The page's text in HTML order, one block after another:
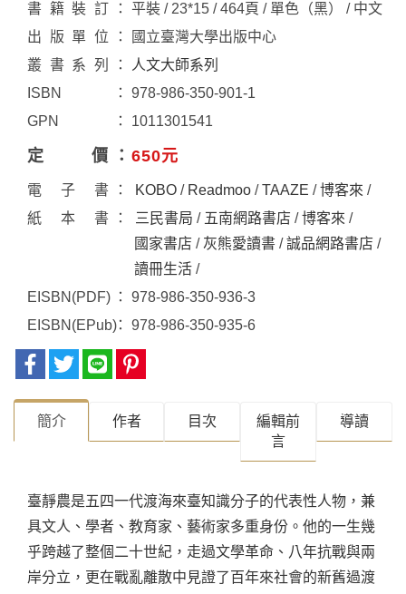
書籍裝訂
平裝 / 23*15 / 464頁 / 單色（黑） / 中文
出版單位
國立臺灣大學出版中心
叢書系列
人文大師系列
ISBN
978-986-350-901-1
GPN
1011301541
定價 650元
電子書 KOBO / Readmoo /TAAZE /博客來 /
紙本書
三民書局 / 五南網路書店 /博客來 /
國家書店 / 灰熊愛讀書 /誠品網路書店 /
讀冊生活 /
EISBN(PDF)
978-986-350-936-3
EISBN(EPub)
978-986-350-935-6
簡介 作者 目次
編輯前
言
導讀
​臺靜農是五四一代渡海來臺知識分子的代表性人物，兼
具文人、學者、教育家、藝術家多重身份。他的一生幾
乎跨越了整個二十世紀，走過文學革命、八年抗戰與兩
岸分立，更在戰亂離散中見證了百年來社會的新舊過渡